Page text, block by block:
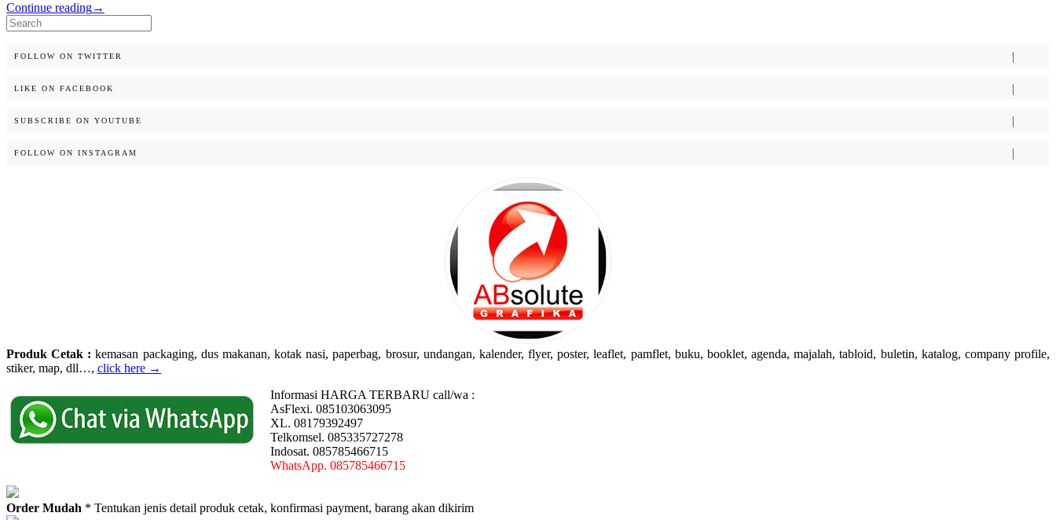
Continue reading→
Search
for:
FOLLOW ON TWITTER
LIKE ON FACEBOOK
SUBSCRIBE ON YOUTUBE
FOLLOW ON INSTAGRAM
Produk Cetak : kemasan packaging, dus makanan, kotak nasi, paperbag, brosur, undangan, kalender, flyer, poster, leaflet, pamflet, buku, booklet, agenda, majalah, tabloid, buletin, katalog, company profile,
stiker, map, dll…, click here →
Informasi HARGA TERBARU call/wa :
AsFlexi. 085103063095
XL. 08179392497
Telkomsel. 085335727278
Indosat. 085785466715
WhatsApp. 085785466715
Order Mudah * Tentukan jenis detail produk cetak, konfirmasi payment, barang akan dikirim